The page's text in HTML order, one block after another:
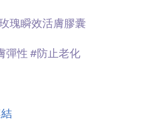
瑰瞬效活膚膠囊
彈性 #防止老化